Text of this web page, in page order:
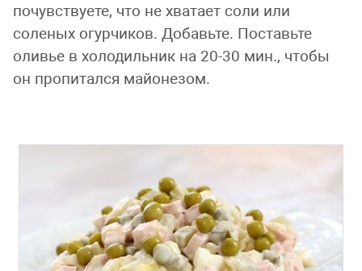
почувствуете, что не хватает соли или
соленых огурчиков. Добавьте. Поставьте
оливье в холодильник на 20-30 мин., чтобы
он пропитался майонезом.